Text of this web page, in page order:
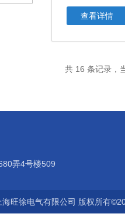
查看详情
共 16 条记录
弄4号楼509
海旺徐电气有限公司 版权所有